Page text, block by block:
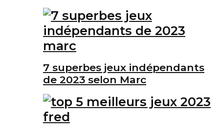
7 superbes jeux indépendants
de 2023 selon Marc